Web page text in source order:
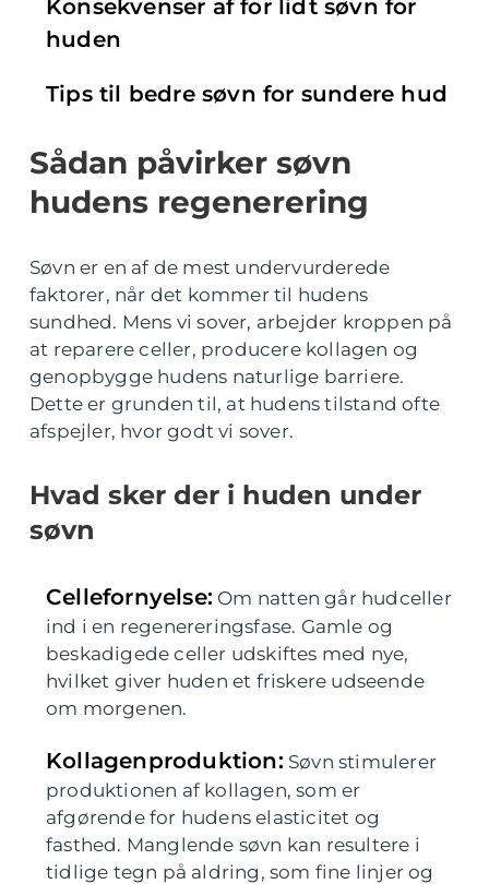
Konsekvenser af for lidt søvn for
huden
Tips til bedre søvn for sundere hud
Sådan påvirker søvn
hudens regenerering
Søvn er en af de mest undervurderede
faktorer, når det kommer til hudens
sundhed. Mens vi sover, arbejder kroppen på
at reparere celler, producere kollagen og
genopbygge hudens naturlige barriere.
Dette er grunden til, at hudens tilstand ofte
afspejler, hvor godt vi sover.
Hvad sker der i huden under
søvn
Cellefornyelse: Om natten går hudceller
ind i en regenereringsfase. Gamle og
beskadigede celler udskiftes med nye,
hvilket giver huden et friskere udseende
om morgenen.
Kollagenproduktion: Søvn stimulerer
produktionen af kollagen, som er
afgørende for hudens elasticitet og
fasthed. Manglende søvn kan resultere i
tidlige tegn på aldring, som fine linjer og